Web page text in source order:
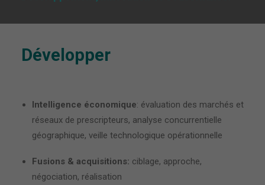
Développer
Intelligence économique: évaluation des marchés et
réseaux de prescripteurs, analyse concurrentielle
géographique, veille technologique opérationnelle
Fusions & acquisitions: ciblage, approche,
négociation, réalisation